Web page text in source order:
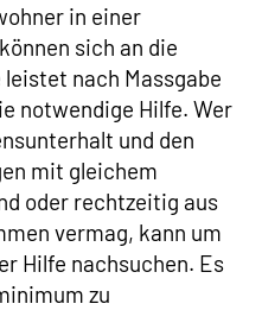
in einer
sich an die
nach Massgabe
notwendige Hilfe. Wer
und den
mit gleichem
oder rechtzeitig aus
vermag, kann um
Hilfe nachsuchen. Es
zu